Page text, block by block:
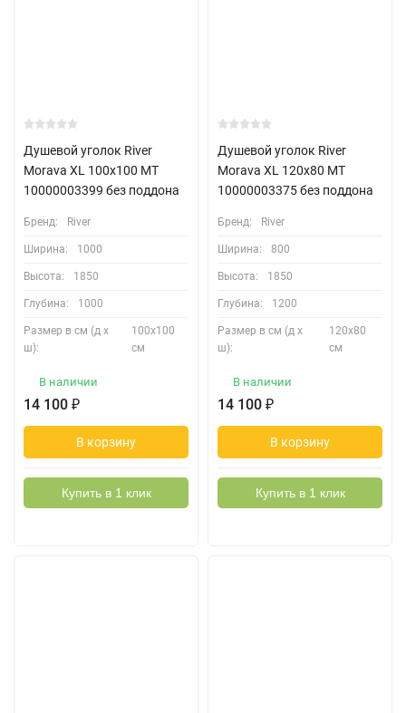
Душевой уголок River
Morava XL 100x100 МТ
10000003399 без поддона
Бренд: River
Ширина: 1000
Высота: 1850
Глубина: 1000
Размер в см (д х
ш):
100х100
см
В наличии
14 100 ₽
В корзину
Купить в 1 клик
Душевой уголок River
Morava XL 120x80 МТ
10000003375 без поддона
Бренд: River
Ширина: 800
Высота: 1850
Глубина: 1200
Размер в см (д х
ш):
120х80
см
В наличии
14 100 ₽
В корзину
Купить в 1 клик